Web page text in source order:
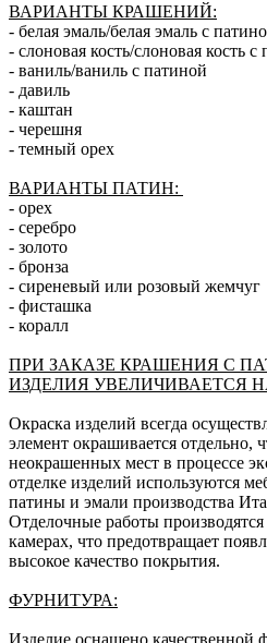
ВАРИАНТЫ КРАШЕНИЙ:
- белая эмаль/белая эмаль с
- слоновая кость/слоновая кость с
- ваниль/ваниль с патиной
- давиль
- каштан
- черешня
- темный орех
ВАРИАНТЫ ПАТИН:
- орех
- серебро
- золото
- бронза
- сиреневый или розовый жемчуг
- фисташка
- коралл
ПРИ ЗАКАЗЕ КРАШЕНИЯ С
ИЗДЕЛИЯ УВЕЛИЧИВАЕТСЯ
Окраска изделий всегда
элемент окрашивается отдельно,
неокрашенных мест в процессе
отделке изделий используются
патины и эмали производства
Отделочные работы
камерах, что предотвращает
высокое качество покрытия.
ФУРНИТУРА:
Изделие оснащено качественной